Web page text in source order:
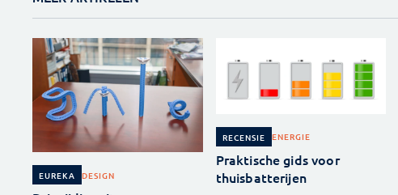
EUREKA DESIGN
RECENSIE ENERGIE
Praktische gids voor
thuisbatterijen